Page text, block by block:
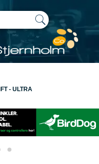
- ULTRA